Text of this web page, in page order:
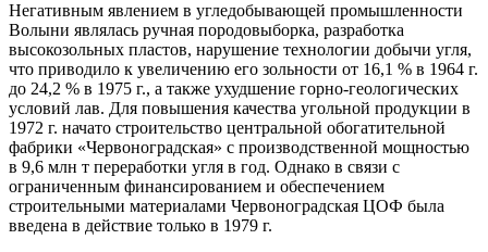
Негативным явлением в угледобывающей промышленности
Волыни являлась ручная породовыборка, разработка
высокозольных пластов, нарушение технологии добычи угля,
что приводило к увеличению его зольности от 16,1 % в 1964 г.
до 24,2 % в 1975 г., а также ухудшение горно-геологических
условий лав. Для повышения качества угольной продукции в
1972 г. начато строительство центральной обогатительной
фабрики «Червоноградская» с производственной мощностью
в 9,6 млн т переработки угля в год. Однако в связи с
ограниченным финансированием и обеспечением
строительными материалами Червоноградская ЦОФ была
введена в действие только в 1979 г.